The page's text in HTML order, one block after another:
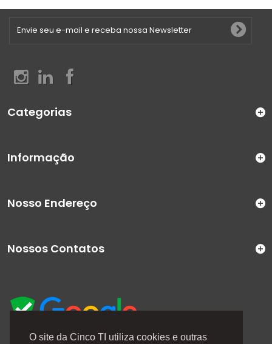
O site da Cinco TI utiliza cookies e outras
Categorias
Informação
Nosso Endereço
Nossos Contatos